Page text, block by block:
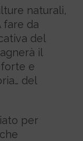
naturali,
fare da
del
il
e
del
per